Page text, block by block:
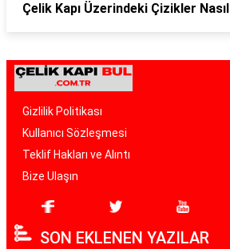
Çelik Kapı Üzerindeki Çizikler
Gizlilik Politikası
Kullanıcı Sözleşmesi
Teklif Hakları ve Alıntı
Bize Ulaşın
SON EKLENEN YAZILAR